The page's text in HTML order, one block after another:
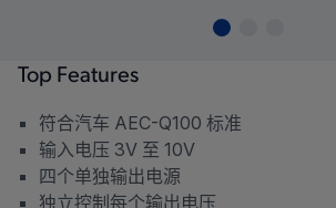
Top Features
符合汽车 AEC-Q100 标准
输入电压 3V 至 10V
四个单独输出电源
独立控制每个输出电压